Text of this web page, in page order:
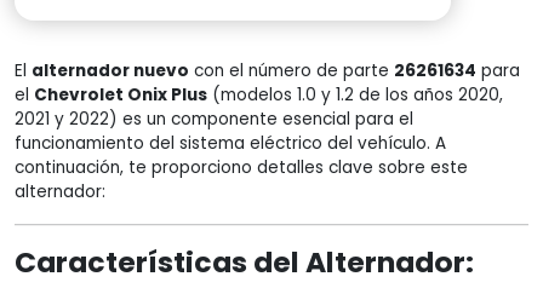
El alternador nuevo con el número de parte 26261634 para
el Chevrolet Onix Plus (modelos 1.0 y 1.2 de los años 2020,
2021 y 2022) es un componente esencial para el
funcionamiento del sistema eléctrico del vehículo. A
continuación, te proporciono detalles clave sobre este
alternador:
Características del Alternador: